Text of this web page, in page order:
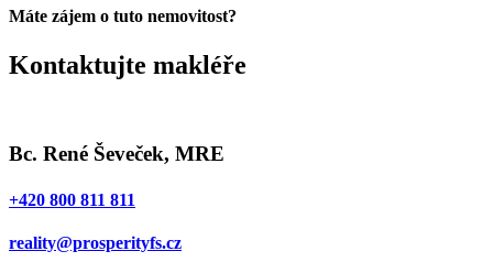
Máte zájem o tuto nemovitost?
Kontaktujte makléře
Bc. René Ševeček, MRE
+420 800 811 811
reality@prosperityfs.cz